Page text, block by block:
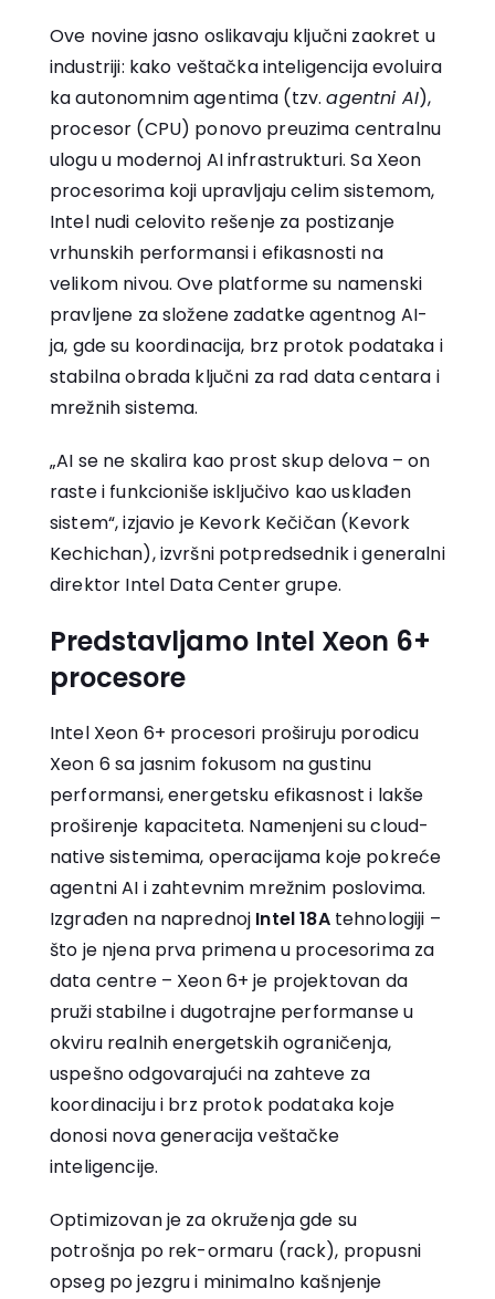
Ove novine jasno oslikavaju ključni zaokret u
industriji: kako veštačka inteligencija evoluira
ka autonomnim agentima (tzv.agentni AI),
procesor (CPU) ponovo preuzima centralnu
ulogu u modernoj AI infrastrukturi. Sa Xeon
procesorima koji upravljaju celim sistemom,
Intel nudi celovito rešenje za postizanje
vrhunskih performansi i efikasnosti na
velikom nivou. Ove platforme su namenski
pravljene za složene zadatke agentnog AI-
ja, gde su koordinacija, brz protok podataka i
stabilna obrada ključni za rad data centara i
mrežnih sistema.
„AI se ne skalira kao prost skup delova – on
raste i funkcioniše isključivo kao usklađen
sistem“, izjavio je Kevork Kečičan (Kevork
Kechichan), izvršni potpredsednik i generalni
direktor Intel Data Center grupe.
Predstavljamo Intel Xeon 6+
procesore
Intel Xeon 6+ procesori proširuju porodicu
Xeon 6 sa jasnim fokusom na gustinu
performansi, energetsku efikasnost i lakše
proširenje kapaciteta. Namenjeni su cloud-
native sistemima, operacijama koje pokreće
agentni AI i zahtevnim mrežnim poslovima.
Izgrađen na naprednoj Intel 18Atehnologiji –
što je njena prva primena u procesorima za
data centre – Xeon 6+ je projektovan da
pruži stabilne i dugotrajne performanse u
okviru realnih energetskih ograničenja,
uspešno odgovarajući na zahteve za
koordinaciju i brz protok podataka koje
donosi nova generacija veštačke
inteligencije.
Optimizovan je za okruženja gde su
potrošnja po rek-ormaru (rack), propusni
opseg po jezgru i minimalno kašnjenje